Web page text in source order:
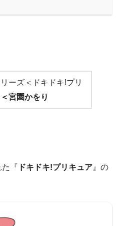
ーズ＜ドキドキ!プリ
＜宮園かをり
『 ドキドキ!プリキュア 』の